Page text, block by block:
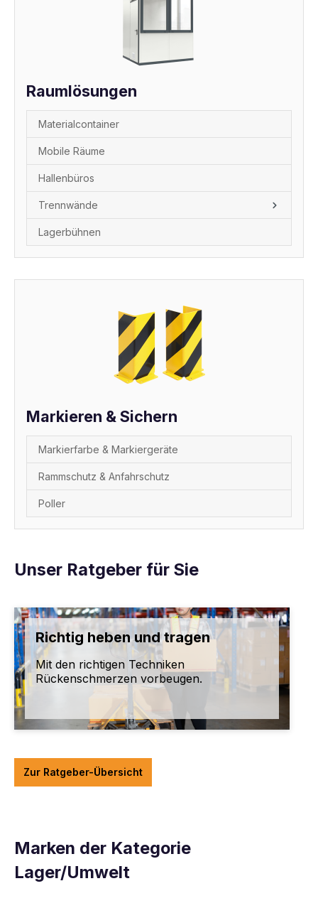
Raumlösungen
Materialcontainer
Mobile Räume
Hallenbüros
Trennwände
Lagerbühnen
Markieren & Sichern
Markierfarbe & Markiergeräte
Rammschutz & Anfahrschutz
Poller
Unser Ratgeber für Sie
Richtig heben und tragen
Mit den richtigen Techniken
Rückenschmerzen vorbeugen.
Zur Ratgeber-Übersicht
Marken der Kategorie
Lager/Umwelt